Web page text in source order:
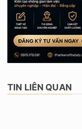
TIN LIÊN QUAN